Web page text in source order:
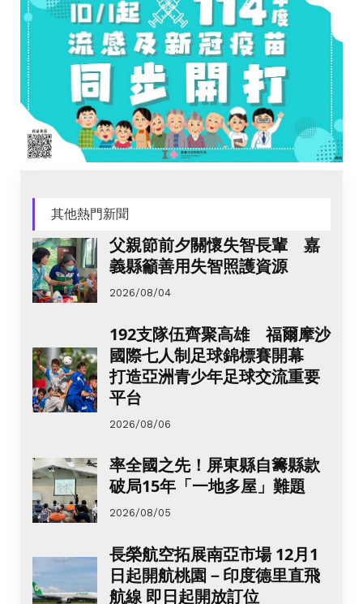
其他熱門新聞
父親節前夕關懷失智長輩 嘉
義縣籲善用失智照護資源
2026/08/04
192支隊伍齊聚高雄 福爾摩沙
國際七人制足球錦標賽開幕
打造亞洲青少年足球交流重要
平台
2026/08/06
率全國之先！屏東縣自籌縣款
破局15年「一地多屋」難題
2026/08/05
長榮航空拓展南亞市場 12月1
日起開航桃園－印度德里直飛
航線 即日起開放訂位